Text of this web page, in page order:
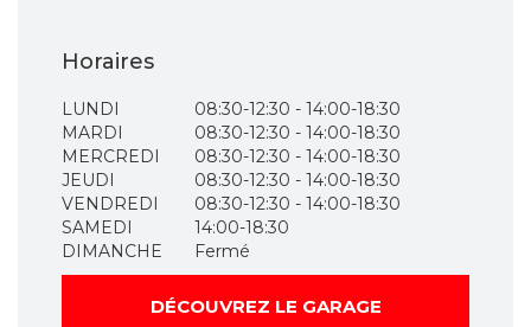
Horaires
LUNDI
08:30-12:30 - 14:00-18:30
MARDI
08:30-12:30 - 14:00-18:30
MERCREDI
08:30-12:30 - 14:00-18:30
JEUDI
08:30-12:30 - 14:00-18:30
VENDREDI
08:30-12:30 - 14:00-18:30
SAMEDI
14:00-18:30
DIMANCHE
Fermé
DÉCOUVREZ LE GARAGE